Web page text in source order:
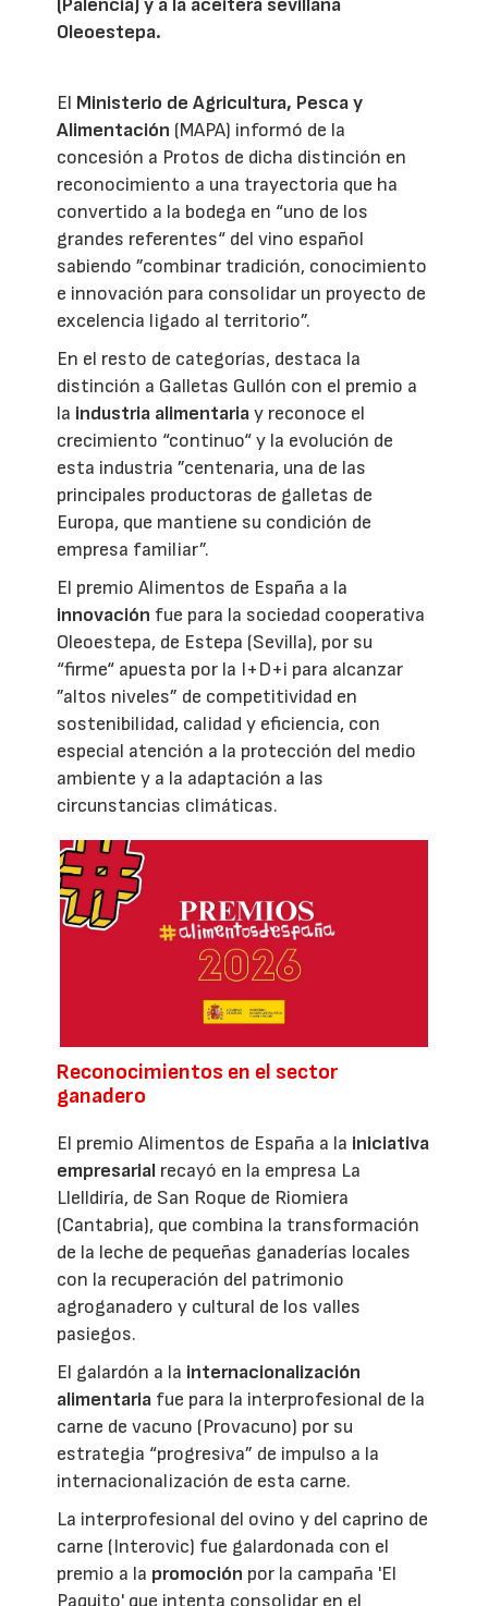
(Palencia) y a la aceitera sevillana
Oleoestepa.
El Ministerio de Agricultura, Pesca y
Alimentación (MAPA) informó de la
concesión a Protos de dicha distinción en
reconocimiento a una trayectoria que ha
convertido a la bodega en “uno de los
grandes referentes“ del vino español
sabiendo ”combinar tradición, conocimiento
e innovación para consolidar un proyecto de
excelencia ligado al territorio”.
En el resto de categorías, destaca la
distinción a Galletas Gullón con el premio a
la industria alimentariay reconoce el
crecimiento “continuo“ y la evolución de
esta industria ”centenaria, una de las
principales productoras de galletas de
Europa, que mantiene su condición de
empresa familiar”.
El premio Alimentos de España a la
innovación fue para la sociedad cooperativa
Oleoestepa, de Estepa (Sevilla), por su
“firme“ apuesta por la I+D+i para alcanzar
”altos niveles” de competitividad en
sostenibilidad, calidad y eficiencia, con
especial atención a la protección del medio
ambiente y a la adaptación a las
circunstancias climáticas.
Reconocimientos en el sector
ganadero
El premio Alimentos de España a la iniciativa
empresarial recayó en la empresa La
Llelldiría, de San Roque de Riomiera
(Cantabria), que combina la transformación
de la leche de pequeñas ganaderías locales
con la recuperación del patrimonio
agroganadero y cultural de los valles
pasiegos.
El galardón a la internacionalización
alimentaria fue para la interprofesional de la
carne de vacuno (Provacuno) por su
estrategia “progresiva” de impulso a la
internacionalización de esta carne.
La interprofesional del ovino y del caprino de
carne (Interovic) fue galardonada con el
premio a la promoción por la campaña 'El
Paquito' que intenta consolidar en el